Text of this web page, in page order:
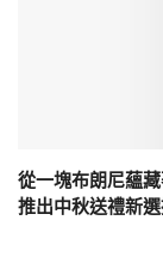
從一塊布朗尼蘊
推出中秋送禮新